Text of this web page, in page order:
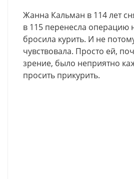
Жанна Кальман в 114 лет
в 115 перенесла операцию
бросила курить. И не
чувствовала. Просто ей,
зрение, было неприятно
просить прикурить.